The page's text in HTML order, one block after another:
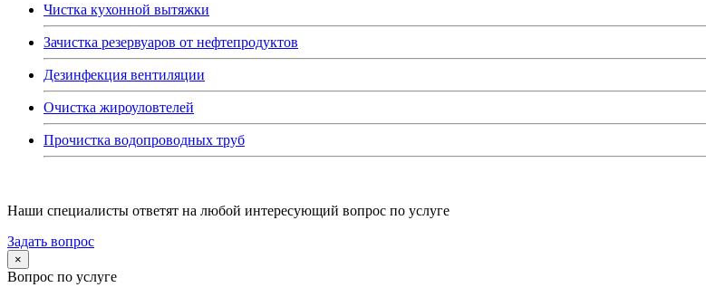
Чистка кухонной вытяжки
Зачистка резервуаров от нефтепродуктов
Дезинфекция вентиляции
Очистка жироуловтелей
Прочистка водопроводных труб
Наши специалисты ответят на любой интересующий вопрос по услуге
Задать вопрос
×
Вопрос по услуге